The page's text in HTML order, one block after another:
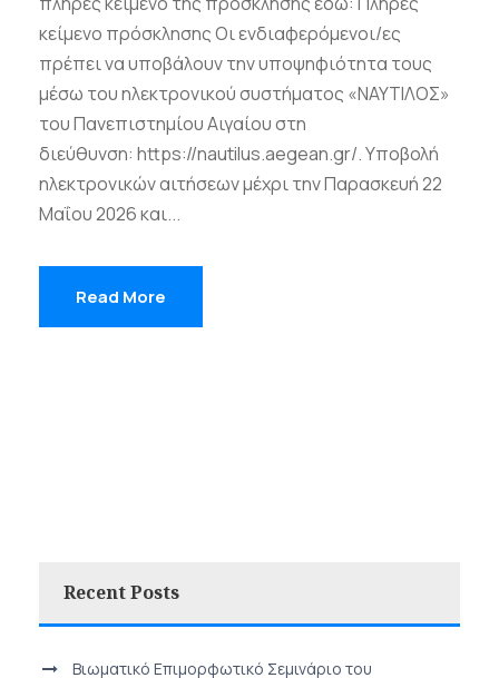
κείμενο πρόσκλησης Οι ενδιαφερόμενοι/ες
πρέπει να υποβάλουν την υποψηφιότητα τους
μέσω του ηλεκτρονικού συστήματος «ΝΑΥΤΙΛΟΣ»
του Πανεπιστημίου Αιγαίου στη
διεύθυνση: https://nautilus.aegean.gr/. Υποβολή
ηλεκτρονικών αιτήσεων μέχρι την Παρασκευή 22
Μαΐου 2026 και...
Read More
Recent Posts
Βιωματικό Επιμορφωτικό Σεμινάριο του